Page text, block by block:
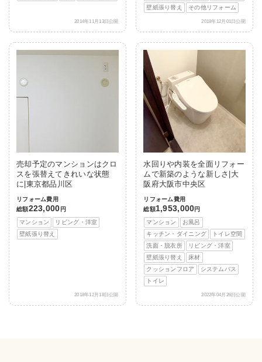
2014年11月13日公開
壁紙張り替え
その他リフォーム
2018年12月01日公開
売却予定のマンションはクロ
スを張替えてきれいな状態
に|東京都品川区
リフォーム費用
総額223,000 円
マンション
リビング・洋室
壁紙張り替え
2018年12月18日公開
水回りや内装を全面リフォー
ムで新築のような新しさ|大
阪府大阪市中央区
リフォーム費用
総額1,953,000円
マンション
お風呂
キッチン・ダイニング
トイレ空間
洗面・脱衣所
リビング・洋室
壁紙張り替え
床材
クッションフロア
システムバス
トイレ
2022年04月26日公開